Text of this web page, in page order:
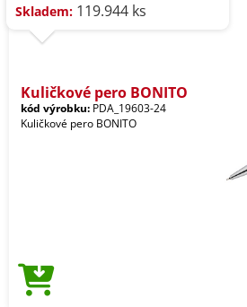
Skladem: 119.944 ks
Kuličkové pero BONITO
kód výrobku: PDA_19603-24
Kuličkové pero BONITO